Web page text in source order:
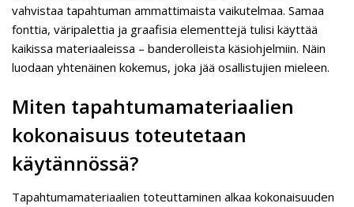
vahvistaa tapahtuman ammattimaista vaikutelmaa. Samaa
fonttia, väripalettia ja graafisia elementtejä tulisi käyttää
kaikissa materiaaleissa – banderolleista käsiohjelmiin. Näin
luodaan yhtenäinen kokemus, joka jää osallistujien mieleen.
Miten tapahtumamateriaalien
kokonaisuus toteutetaan
käytännössä?
Tapahtumamateriaalien toteuttaminen alkaa kokonaisuuden